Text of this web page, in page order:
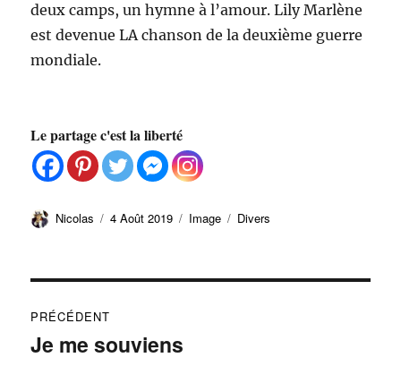
deux camps, un hymne à l’amour. Lily Marlène
est devenue LA chanson de la deuxième guerre
mondiale.
Le partage c'est la liberté
Auteur
Nicolas
Publié
4 Août 2019 Format
Image Catégories
Divers
de
PRÉCÉDENT
Publication
Je me souviens